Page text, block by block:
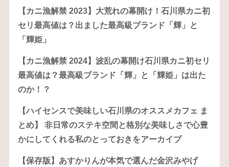
【カニ漁解禁 2023】大荒れの幕開け！石川県カニ初
セリ最高値は？出ました最高級ブランド「輝」と
「輝姫」
【カニ漁解禁 2024】波乱の幕開け石川県カニ初セリ
最高値は？最高級ブランド「輝」と「輝姫」は出た
のか！？
【ハイセンスで美味しい石川県のオススメカフェ ま
とめ】 非日常のステキ空間と格別な美味しさで心豊
かにしてくれる私のとっておきをアーカイブ
【保存版】あすかりんが本気で選んだ金沢みやげ